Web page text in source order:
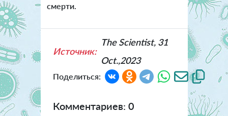
смерти.
Источник:
The Scientist, 31
Oct.,2023
Поделиться:
Комментариев: 0